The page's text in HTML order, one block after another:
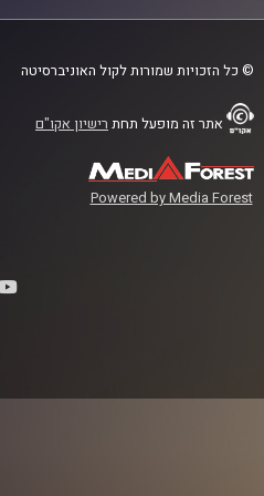
© כל הזכויות שמורות לקול האוניברסיטה
אתר זה מופעל תחת רישיון אקו"ם
Powered by Media Forest